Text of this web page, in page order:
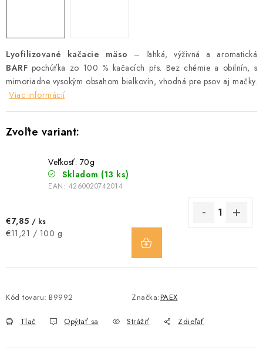
Lyofilizované kačacie mäso – ľahká, výživná a aromatická
BARF pochúťka zo 100 % kačacích pŕs. Bez chémie a obilnín, s
mimoriadne vysokým obsahom bielkovín, vhodná pre psov aj mačky.
Viac informácií
Veľkosť: 70g
Skladom (13 ks)
EAN: 4260020742014
€7,85 / ks
Jednotková
€11,21 / 100 g
Kód tovaru: B9992 Značka:PAEX
Tlač Opýtať sa Strážiť Zdieľať